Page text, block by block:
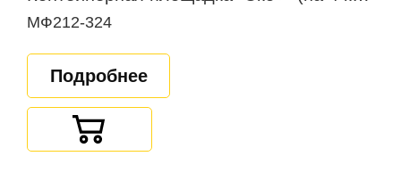
МФ212-324
Подробнее